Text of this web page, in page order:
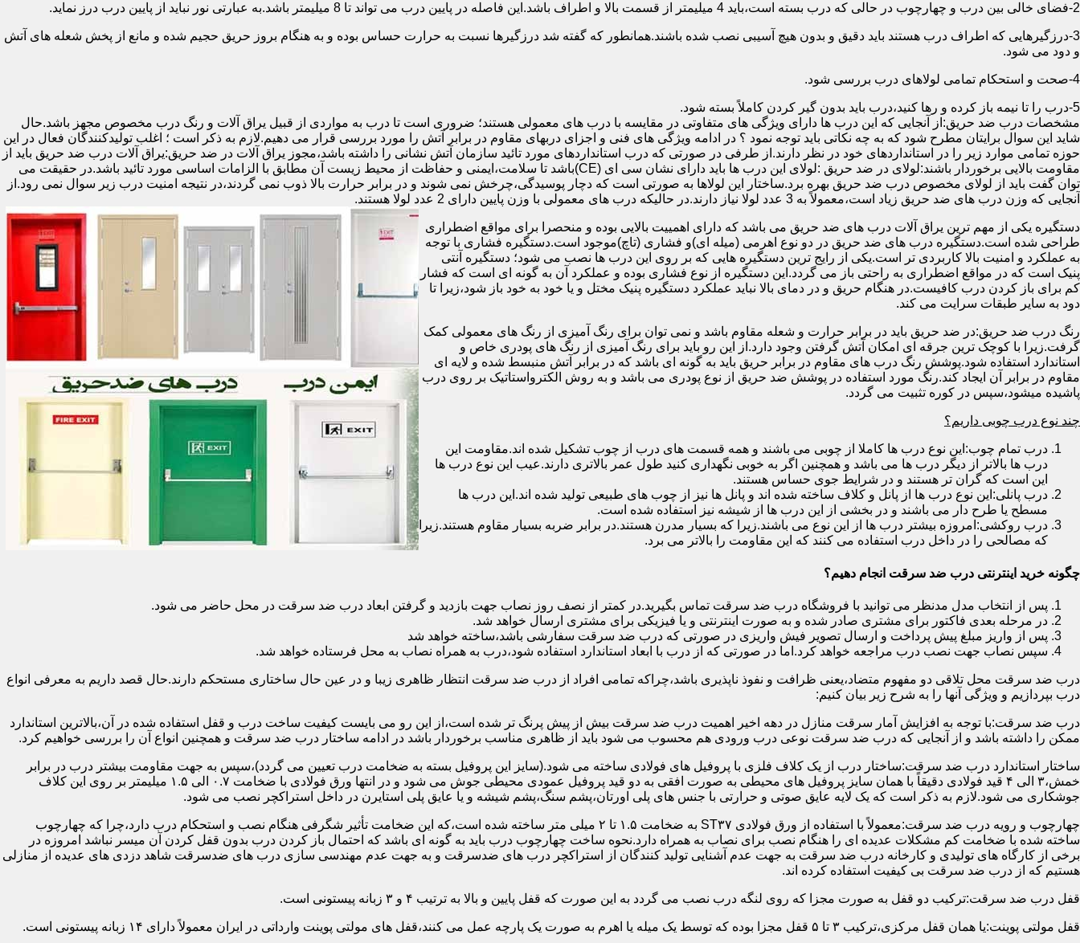
2-فضای خالی بین درب و چهارچوب در حالی که درب بسته است،باید 4 میلیمتر از قسمت بالا و اطراف باشد.این فاصله در پایین درب می تواند تا 8 میلیمتر باشد.به عبارتی نور نباید از پایین درب درز نماید.
3-درزگیرهایی که اطراف درب هستند باید دقیق و بدون هیچ آسیبی نصب شده باشند.همانطور که گفته شد درزگیرها نسبت به حرارت حساس بوده و به هنگام بروز حریق حجیم شده و مانع از پخش شعله های آتش
و دود می شود.
4-صحت و استحکام تمامی لولاهای درب بررسی شود.
5-درب را تا نیمه باز کرده و رها کنید،درب باید بدون گیر کردن کاملاً بسته شود.
مشخصات درب ضد حریق:از آنجایی که این درب ها دارای ویژگی های متفاوتی در مقایسه با درب های معمولی هستند؛ ضروری است تا درب به مواردی از قبیل یراق آلات و رنگ درب مخصوص مجهز باشد.حال
شاید این سوال برایتان مطرح شود که به چه نکاتی باید توجه نمود ؟ در ادامه ویژگی های فنی و اجزای دربهای مقاوم در برابر آتش را مورد بررسی قرار می دهیم.لازم به ذکر است ؛ اغلب تولیدکنندگان فعال در این
حوزه تمامی موارد زیر را در استانداردهای خود در نظر دارند.از طرفی در صورتی که درب استانداردهای مورد تائید سازمان آتش نشانی را داشته باشد،مجوز یراق آلات در ضد حریق:یراق آلات درب ضد حریق باید از
مقاومت بالایی برخوردار باشند:لولای در ضد حریق :لولای این درب ها باید دارای نشان سی ای (CE)باشد تا سلامت،ایمنی و حفاظت از محیط زیست آن مطابق با الزامات اساسی مورد تائید باشد.در حقیقت می
توان گفت باید از لولای مخصوص درب ضد حریق بهره برد.ساختار این لولاها به صورتی است که دچار پوسیدگی،چرخش نمی شوند و در برابر حرارت بالا ذوب نمی گردند،در نتیجه امنیت درب زیر سوال نمی رود.از
آنجایی که وزن درب های ضد حریق زیاد است،معمولاً به 3 عدد لولا نیاز دارند.در حالیکه درب های معمولی با وزن پایین دارای 2 عدد لولا هستند.
دستگیره یکی از مهم ترین یراق آلات درب های ضد حریق می باشد که دارای اهمییت بالایی بوده و منحصرا برای مواقع اضطراری
طراحی شده است.دستگیره درب های ضد حریق در دو نوع اهرمی (میله ای)و فشاری (تاچ)موجود است.دستگیره فشاری با توجه
به عملکرد و امنیت بالا کاربردی تر است.یکی از رایج ترین دستگیره هایی که بر روی این درب ها نصب می شود؛ دستگیره آنتی
پنیک است که در مواقع اضطراری به راحتی باز می گردد.این دستگیره از نوع فشاری بوده و عملکرد آن به گونه ای است که فشار
کم برای باز کردن درب کافیست.در هنگام حریق و در دمای بالا نباید عملکرد دستگیره پنیک مختل و یا خود به خود باز شود،زیرا تا
دود به سایر طبقات سرایت می کند.
رنگ درب ضد حریق:در ضد حریق باید در برابر حرارت و شعله مقاوم باشد و نمی توان برای رنگ آمیزی از رنگ های معمولی کمک
گرفت.زیرا با کوچک ترین جرقه ای امکان آتش گرفتن وجود دارد.از این رو باید برای رنگ آمیزی از رنگ های پودری خاص و
استاندارد استفاده شود.پوشش رنگ درب های مقاوم در برابر حریق باید به گونه ای باشد که در برابر آتش منبسط شده و لایه ای
مقاوم در برابر آن ایجاد کند.رنگ مورد استفاده در پوشش ضد حریق از نوع پودری می باشد و به روش الکترواستاتیک بر روی درب
پاشیده میشود،سپس در کوره تثبیت می گردد.
چند نوع درب چوبی داریم؟
درب تمام چوب:این نوع درب ها کاملا از چوبی می باشند و همه قسمت های درب از چوب تشکیل شده اند.مقاومت این
درب ها بالاتر از دیگر درب ها می باشد و همچنین اگر به خوبی نگهداری کنید طول عمر بالاتری دارند.عیب این نوع درب ها
این است که گران تر هستند و در شرایط جوی حساس هستند.
درب پانلی:این نوع درب ها از پانل و کلاف ساخته شده اند و پانل ها نیز از چوب های طبیعی تولید شده اند.این درب ها
مسطح یا طرح دار می باشند و در بخشی از این درب ها از شیشه نیز استفاده شده است.
درب روکشی:امروزه بیشتر درب ها از این نوع می باشند.زیرا که بسیار مدرن هستند.در برابر ضربه بسیار مقاوم هستند.زیرا
که مصالحی را در داخل درب استفاده می کنند که این مقاومت را بالاتر می برد.
چگونه خرید اینترنتی درب ضد سرقت انجام دهیم؟
پس از انتخاب مدل مدنظر می توانید با فروشگاه درب ضد سرقت تماس بگیرید.در کمتر از نصف روز نصاب جهت بازدید و گرفتن ابعاد درب ضد سرقت در محل حاضر می شود.
در مرحله بعدی فاکتور برای مشتری صادر شده و به صورت اینترنتی و یا فیزیکی برای مشتری ارسال خواهد شد.
پس از واریز مبلغ پیش پرداخت و ارسال تصویر فیش واریزی در صورتی که درب ضد سرقت سفارشی باشد،ساخته خواهد شد
سپس نصاب جهت نصب درب مراجعه خواهد کرد.اما در صورتی که از درب با ابعاد استاندارد استفاده شود،درب به همراه نصاب به محل فرستاده خواهد شد.
درب ضد سرقت محل تلاقی دو مفهوم متضاد،یعنی ظرافت و نفوذ ناپذیری باشد،چراکه تمامی افراد از درب ضد سرقت انتظار ظاهری زیبا و در عین حال ساختاری مستحکم دارند.حال قصد داریم به معرفی انواع
درب بپردازیم و ویژگی آنها را به شرح زیر بیان کنیم:
درب ضد سرقت:با توجه به افزایش آمار سرقت منازل در دهه اخیر اهمیت درب ضد سرقت بیش از پیش پرنگ تر شده است،از این رو می بایست کیفیت ساخت درب و قفل استفاده شده در آن،بالاترین استاندارد
ممکن را داشته باشد و از آنجایی که درب ضد سرقت نوعی درب ورودی هم محسوب می شود باید از ظاهری مناسب برخوردار باشد در ادامه ساختار درب ضد سرقت و همچنین انواع آن را بررسی خواهیم کرد.
ساختار استاندارد درب ضد سرقت:ساختار درب از یک کلاف فلزی با پروفیل های فولادی ساخته می شود.(سایز این پروفیل بسته به ضخامت درب تعیین می گردد)،سپس به جهت مقاومت بیشتر درب در برابر
خمش،۳ الی ۴ قید فولادی دقیقاً با همان سایز پروفیل های محیطی به صورت افقی به دو قید پروفیل عمودی محیطی جوش می شود و در انتها ورق فولادی با ضخامت ۰.۷ الی ۱.۵ میلیمتر بر روی این کلاف
جوشکاری می شود.لازم به ذکر است که یک لایه عایق صوتی و حرارتی با جنس های پلی اورتان،پشم سنگ،پشم شیشه و یا عایق پلی استایرن در داخل استراکچر نصب می شود.
چهارچوب و رویه درب ضد سرقت:معمولاً با استفاده از ورق فولادی ST۳۷ به ضخامت ۱.۵ تا ۲ میلی متر ساخته شده است،که این ضخامت تأثیر شگرفی هنگام نصب و استحکام درب دارد،چرا که چهارچوب
ساخته شده با ضخامت کم مشکلات عدیده ای را هنگام نصب برای نصاب به همراه دارد.نحوه ساخت چهارچوب درب باید به گونه ای باشد که احتمال باز کردن درب بدون قفل کردن آن میسر نباشد امروزه در
برخی از کارگاه های تولیدی و کارخانه درب ضد سرقت به جهت عدم آشنایی تولید کنندگان از استراکچر درب های ضدسرقت و به جهت عدم مهندسی سازی درب های ضدسرقت شاهد دزدی های عدیده از منازلی
هستیم که از درب ضد سرقت بی کیفیت استفاده کرده اند.
قفل درب ضد سرقت:ترکیب دو قفل به صورت مجزا که روی لنگه درب نصب می گردد به این صورت که قفل پایین و بالا به ترتیب ۴ و ۳ زبانه پیستونی است.
قفل مولتی پوینت:یا همان قفل مرکزی،ترکیب ۳ تا ۵ قفل مجزا بوده که توسط یک میله یا اهرم به صورت یک پارچه عمل می کنند،قفل های مولتی پوینت وارداتی در ایران معمولاً دارای ۱۴ زبانه پیستونی است.